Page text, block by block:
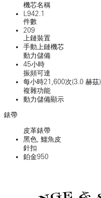
機芯名稱
L942.1
件數
209
上鏈裝置
手動上鏈機芯
動力儲備
45小時
振頻可達
每小時21,600次(3.0 赫茲)
複雜功能
動力儲備顯示
錶帶
皮革錶帶
黑色, 鱷魚皮
針扣
鉑金950